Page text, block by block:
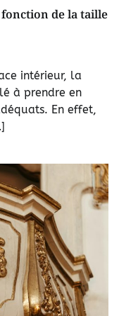
de la taille
intérieur, la
à prendre en
En effet,